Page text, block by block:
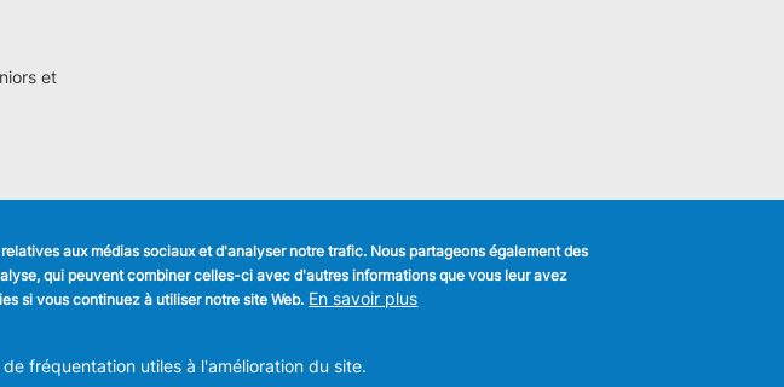
et
SUIVEZ NOUS
Facebook
aux médias sociaux et d'analyser notre trafic. Nous partageons également des
qui peuvent combiner celles-ci avec d'autres informations que vous leur avez
si vous continuez à utiliser notre site Web. En savoir plus
fréquentation utiles à l'amélioration du site.